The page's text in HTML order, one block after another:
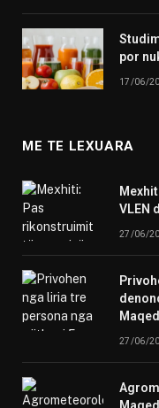
por
17/06/
ME TE LEXUARA
VLEN
27/06/
27/06/